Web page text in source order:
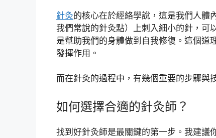
針灸的核心在於經絡學說，這是我們人體
我們常說的針灸點）上刺入細小的針，可
是幫助我們的身體做到自我修復。這個道
發揮作用。
而在針灸的過程中，有幾個重要的步驟與
如何選擇合適的針灸師？
找到好針灸師是最關鍵的第一步。我建議